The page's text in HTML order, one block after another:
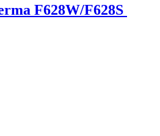
F628W/F628S